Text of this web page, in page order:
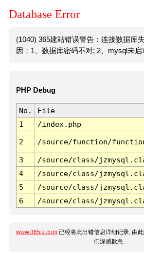
Database Error
(1040) 365建站错误警告：连接数据库
因：1、数据库密码不对; 2、mysql未启
PHP Debug
No. File
1
/index.php
2 /source/function/
3 /source/class/
4
/source/class/
5
/source/class/
6
/source/class/
www.365jz.com 已经将此出错信息详细记录, 由
们深感歉意.